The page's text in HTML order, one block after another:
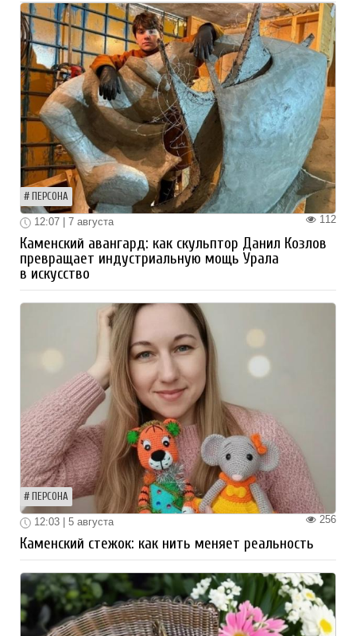
ПЕРСОНА
112
12:07 | 7 августа
Каменский авангард: как скульптор Данил Козлов
превращает индустриальную мощь Урала
в искусство
ПЕРСОНА
256
12:03 | 5 августа
Каменский стежок: как нить меняет реальность